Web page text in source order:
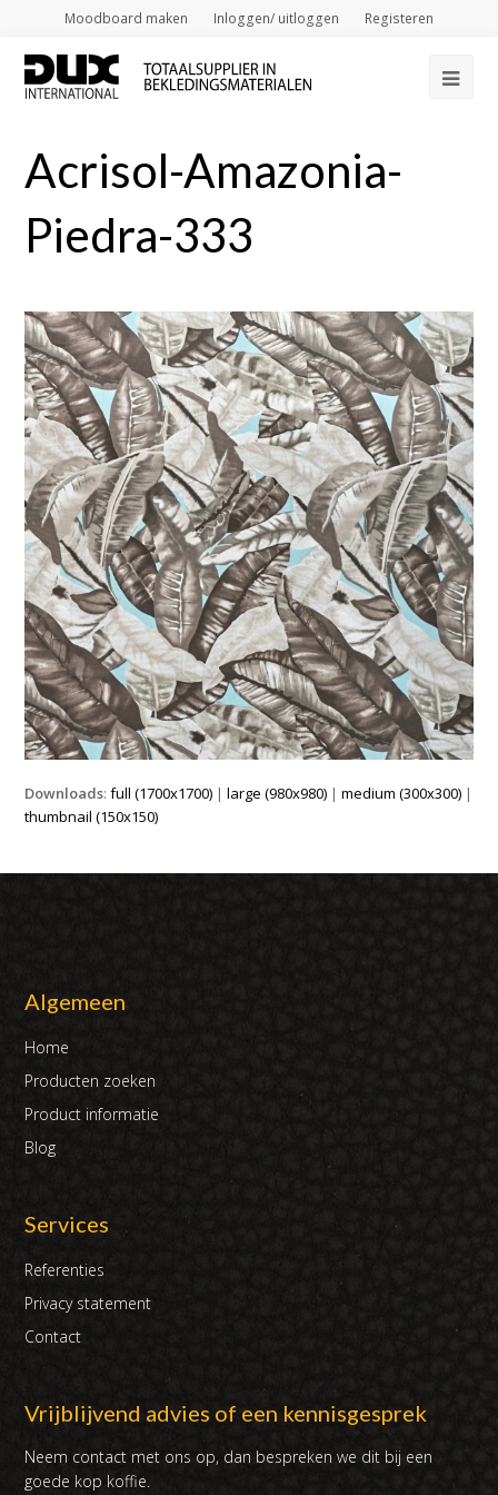
Moodboard maken Inloggen/ uitloggen Registeren
Acrisol-Amazonia-
Piedra-333
Downloads:full (1700x1700) |large (980x980) |medium (300x300) |
thumbnail (150x150)
Algemeen
Home
Producten zoeken
Product informatie
Blog
Services
Referenties
Privacy statement
Contact
Vrijblijvend advies of een kennisgesprek
Neem contact met ons op, dan bespreken we dit bij een
goede kop koffie.